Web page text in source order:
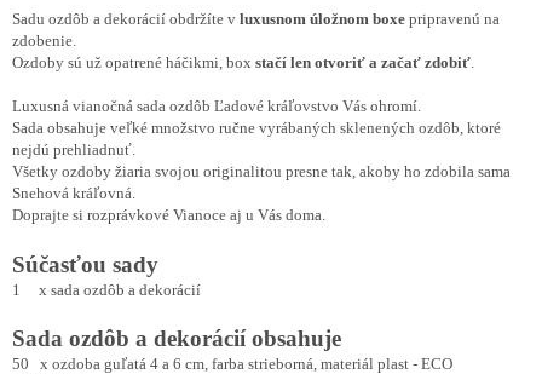
Sadu ozdôb a dekorácií obdržíte v luxusnom úložnom boxe pripravenú na
zdobenie.
Ozdoby sú už opatrené háčikmi, box stačí len otvoriť a začať zdobiť
Luxusná vianočná sada ozdôb Ľadové kráľovstvo Vás ohromí.
Sada obsahuje veľké množstvo ručne vyrábaných sklenených ozdôb, ktoré
nejdú prehliadnuť.
Všetky ozdoby žiaria svojou originalitou presne tak, akoby ho zdobila sama
Snehová kráľovná.
Doprajte si rozprávkové Vianoce aj u Vás doma.
Súčasťou sady
1 x sada ozdôb a dekorácií
Sada ozdôb a dekorácií obsahuje
50 x ozdoba guľatá 4 a 6 cm, farba strieborná, materiál plast - ECO